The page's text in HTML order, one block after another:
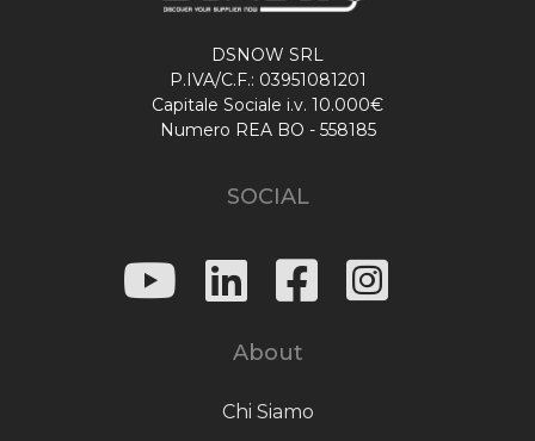
DSNOW SRL
P.IVA/C.F.: 03951081201
Capitale Sociale i.v. 10.000€
Numero REA BO - 558185
SOCIAL
About
Chi Siamo